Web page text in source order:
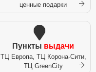
ценные подарки
Пункты выдачи
ТЦ Европа, ТЦ Корона-Сити,
ТЦ GreenCity